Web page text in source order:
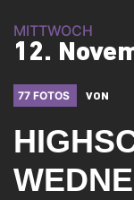
MITTWOCH
12.
77 FOTOS VON